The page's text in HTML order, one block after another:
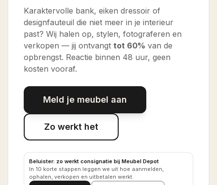
Karaktervolle bank, eiken dressoir of
designfauteuil die niet meer in je interieur
past? Wij halen op, stylen, fotograferen en
verkopen — jij ontvangt tot 60% van de
opbrengst. Reactie binnen 48 uur, geen
kosten vooraf.
Meld je meubel aan
Zo werkt het
Beluister: zo werkt consignatie bij Meubel Depot
In 10 korte stappen leggen we uit hoe aanmelden,
ophalen, verkopen en uitbetalen werkt.